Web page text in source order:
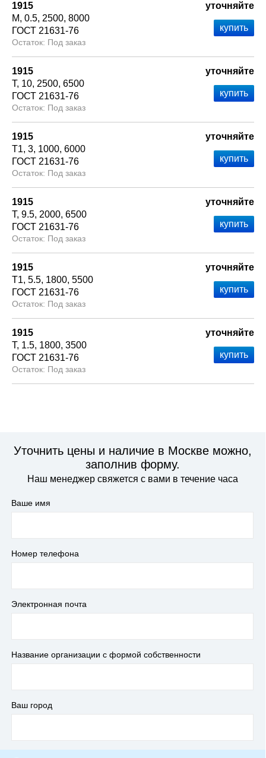
1915
М 0.5 2500 8000
ГОСТ 21631-76
Под заказ
уточняйте
1915
Т 10 2500 6500
ГОСТ 21631-76
Под заказ
уточняйте
1915
Т1 3 1000 6000
ГОСТ 21631-76
Под заказ
уточняйте
1915
Т 9.5 2000 6500
ГОСТ 21631-76
Под заказ
уточняйте
1915
Т1 5.5 1800 5500
ГОСТ 21631-76
Под заказ
уточняйте
1915
Т 1.5 1800 3500
ГОСТ 21631-76
Под заказ
уточняйте
Уточнить цены и наличие в Москве можно,
заполнив форму.
Наш менеджер свяжется с вами в течение часа
Ваше имя
Номер телефона
Электронная почта
Название организации с формой собственности
Ваш город